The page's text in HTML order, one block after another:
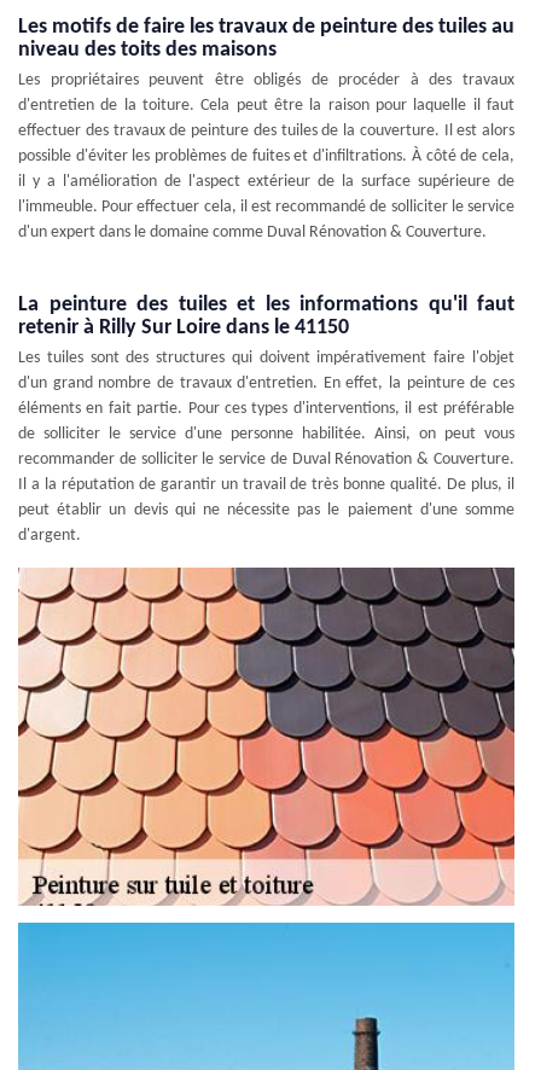
Les motifs de faire les travaux de peinture des tuiles au
niveau des toits des maisons
Les propriétaires peuvent être obligés de procéder à des travaux
d'entretien de la toiture. Cela peut être la raison pour laquelle il faut
effectuer des travaux de peinture des tuiles de la couverture. Il est alors
possible d'éviter les problèmes de fuites et d'infiltrations. À côté de cela,
il y a l'amélioration de l'aspect extérieur de la surface supérieure de
l'immeuble. Pour effectuer cela, il est recommandé de solliciter le service
d'un expert dans le domaine comme Duval Rénovation & Couverture.
La peinture des tuiles et les informations qu'il faut
retenir à Rilly Sur Loire dans le 41150
Les tuiles sont des structures qui doivent impérativement faire l'objet
d'un grand nombre de travaux d'entretien. En effet, la peinture de ces
éléments en fait partie. Pour ces types d'interventions, il est préférable
de solliciter le service d'une personne habilitée. Ainsi, on peut vous
recommander de solliciter le service de Duval Rénovation & Couverture.
Il a la réputation de garantir un travail de très bonne qualité. De plus, il
peut établir un devis qui ne nécessite pas le paiement d'une somme
d'argent.